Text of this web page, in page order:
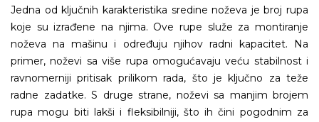
Jedna od ključnih karakteristika sredine noževa je broj rupa
koje su izrađene na njima. Ove rupe služe za montiranje
noževa na mašinu i određuju njihov radni kapacitet. Na
primer, noževi sa više rupa omogućavaju veću stabilnost i
ravnomerniji pritisak prilikom rada, što je ključno za teže
radne zadatke. S druge strane, noževi sa manjim brojem
rupa mogu biti lakši i fleksibilniji, što ih čini pogodnim za